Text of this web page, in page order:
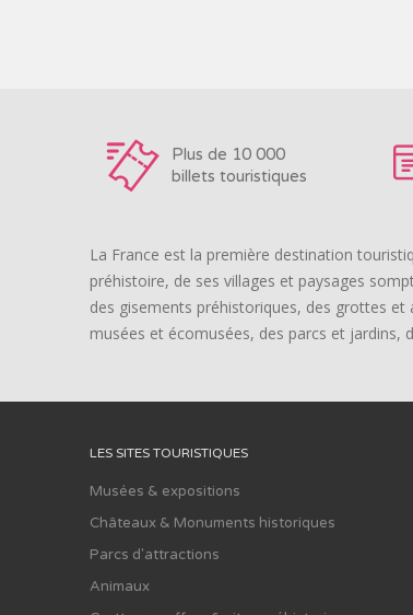
Plus de 10 000
billets touristiques
La France est la première destination
préhistoire, de ses villages et paysages
des gisements préhistoriques, des grottes
musées et écomusées, des parcs et jardins,
LES SITES TOURISTIQUES
Musées & expositions
Châteaux & Monuments historiques
Parcs d'attractions
Animaux